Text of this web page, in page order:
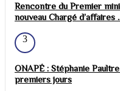
Rencontre du Premier
nouveau Chargé d’affaires
3
ONAPÉ : Stéphanie
premiers jours